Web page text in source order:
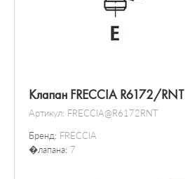
Клапан FRECCIA R6172/RNT
Артикул: FRECCIA@R6172RNT
Бренд: FRECCIA
�лапана: 7